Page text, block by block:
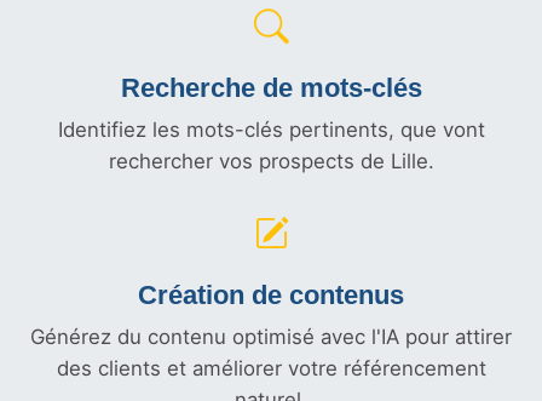
Recherche de mots-clés
Identifiez les mots-clés pertinents, que vont
rechercher vos prospects de Lille.
Création de contenus
Générez du contenu optimisé avec l'IA pour attirer
des clients et améliorer votre référencement